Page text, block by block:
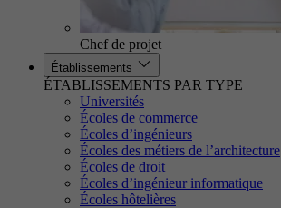
Chef de projet
Établissements
ÉTABLISSEMENTS PAR TYPE
Universités
Écoles de commerce
Écoles d’ingénieurs
Écoles des métiers de l’architecture
Écoles de droit
Écoles d’ingénieur informatique
Écoles hôtelières